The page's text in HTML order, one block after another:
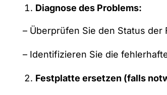
Diagnose des Problems:
– Überprüfen Sie den Status der
– Identifizieren Sie die
Festplatte ersetzen (falls